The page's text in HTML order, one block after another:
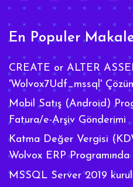
En Populer
CREATE or ALTER
'Wolvox7Udf_mssql'
Mobil Satış (Android)
Fatura/e-Arşiv Gönderimi
Katma Değer Vergisi
Wolvox ERP Programında
MSSQL Server 2019